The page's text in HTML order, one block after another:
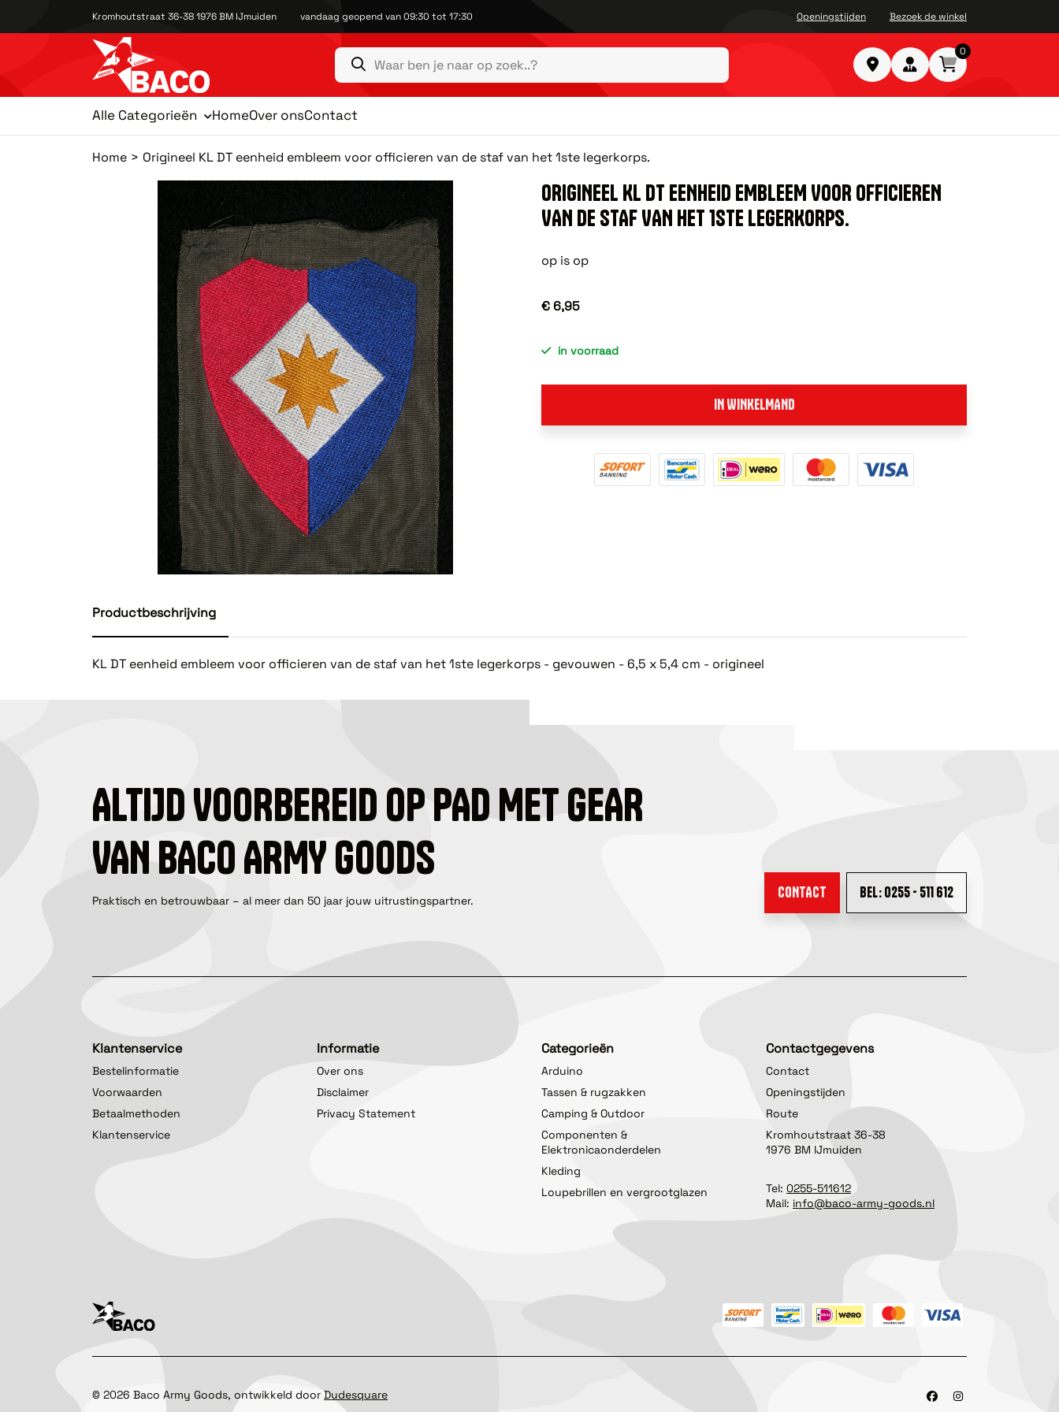
Kromhoutstraat 36-38 1976 BM IJmuiden vandaag geopend van 09:30 tot 17:30 Openingstijden Bezoek de winkel
0
Alle Categorieën HomeOver onsContact
Home Origineel KL DT eenheid embleem voor officieren van de staf van het 1ste legerkorps.
ORIGINEEL KL DT EENHEID EMBLEEM VOOR OFFICIEREN
VAN DE STAF VAN HET 1STE LEGERKORPS.
op is op
€ 6,95
in voorraad
IN WINKELMAND
Productbeschrijving
KL DT eenheid embleem voor officieren van de staf van het 1ste legerkorps - gevouwen - 6,5 x 5,4 cm - origineel
ALTIJD VOORBEREID OP PAD MET GEAR
VAN BACO ARMY GOODS
Praktisch en betrouwbaar – al meer dan 50 jaar jouw uitrustingspartner. CONTACT BEL: 0255 - 511 612
Klantenservice
Bestelinformatie
Voorwaarden
Betaalmethoden
Klantenservice
Informatie
Over ons
Disclaimer
Privacy Statement
Categorieën
Arduino
Tassen & rugzakken
Camping & Outdoor
Componenten &
Elektronicaonderdelen
Kleding
Loupebrillen en vergrootglazen
Contactgegevens
Contact
Openingstijden
Route
Kromhoutstraat 36-38
1976 BM IJmuiden
Tel: 0255-511612
Mail: info@baco-army-goods.nl
© 2026 Baco Army Goods, ontwikkeld doorDudesquare